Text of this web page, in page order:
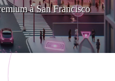
à San Francisco